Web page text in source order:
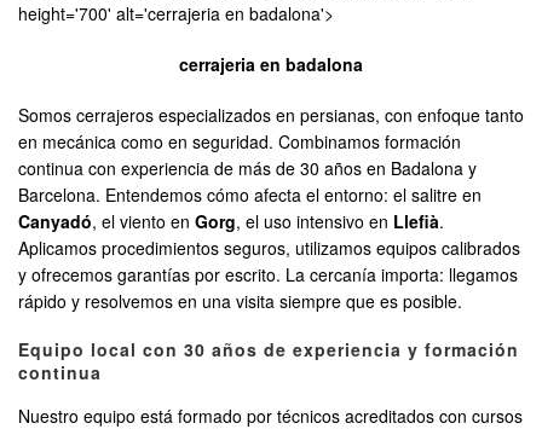
height='700' alt='cerrajeria en badalona'>
cerrajeria en badalona
Somos cerrajeros especializados en persianas, con enfoque tanto
en mecánica como en seguridad. Combinamos formación
continua con experiencia de más de 30 años en Badalona y
Barcelona. Entendemos cómo afecta el entorno: el salitre en
Canyadó, el viento en Gorg, el uso intensivo en Llefià.
Aplicamos procedimientos seguros, utilizamos equipos calibrados
y ofrecemos garantías por escrito. La cercanía importa: llegamos
rápido y resolvemos en una visita siempre que es posible.
Equipo local con 30 años de experiencia y formación
continua
Nuestro equipo está formado por técnicos acreditados con cursos